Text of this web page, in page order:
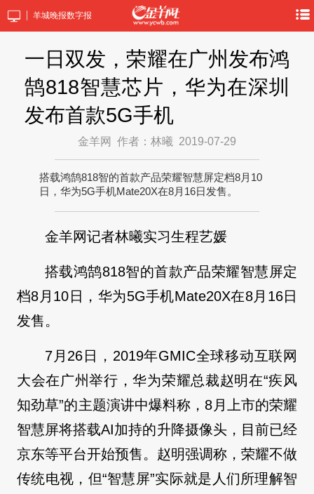
羊城晚报数字报
一日双发，荣耀在广州发布鸿
鹄818智慧芯片，华为在深圳
发布首款5G手机
金羊网 作者：林曦 2019-07-29
搭载鸿鹄818智的首款产品荣耀智慧屏定档8月10
日，华为5G手机Mate20X在8月16日发售。
金羊网记者林曦实习生程艺媛
搭载鸿鹄818智的首款产品荣耀智慧屏定
档8月10日，华为5G手机Mate20X在8月16日
发售。
7月26日，2019年GMIC全球移动互联网
大会在广州举行，华为荣耀总裁赵明在“疾风
知劲草”的主题演讲中爆料称，8月上市的荣耀
智慧屏将搭载AI加持的升降摄像头，目前已经
京东等平台开始预售。赵明强调称，荣耀不做
传统电视，但“智慧屏”实际就是人们所理解智